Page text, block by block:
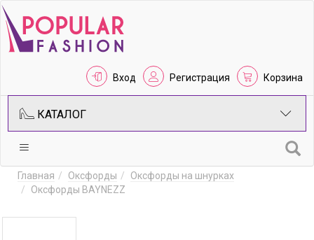
Вход Регистрация Корзина
КАТАЛОГ
Главная Оксфорды
Оксфорды на шнурках
Оксфорды BAYNEZZ